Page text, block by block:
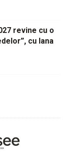
revine cu o
cu Iana